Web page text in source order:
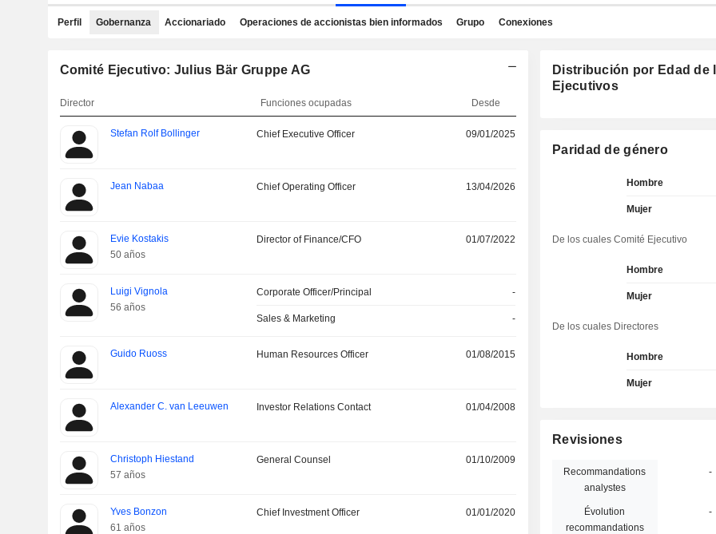
Perfil Gobernanza Accionariado Operaciones de accionistas bien informados Grupo Conexiones
Comité Ejecutivo: Julius Bär Gruppe AG
Director Funciones ocupadas Desde
Stefan Rolf Bollinger Chief Executive Officer 09/01/2025
Jean Nabaa Chief Operating Officer 13/04/2026
Evie Kostakis
50 años
Director of Finance/CFO 01/07/2022
Luigi Vignola
56 años
Corporate Officer/Principal -
Sales & Marketing -
Guido Ruoss Human Resources Officer 01/08/2015
Alexander C. van Leeuwen Investor Relations Contact 01/04/2008
Christoph Hiestand
57 años
General Counsel 01/10/2009
Yves Bonzon
61 años
Chief Investment Officer 01/01/2020
Distribución por Edad de
Ejecutivos
Paridad de género
Hombre
Mujer
De los cuales Comité Ejecutivo
Hombre
Mujer
De los cuales Directores
Hombre
Mujer
Revisiones
Recommandations
analystes
-
Évolution
recommandations
-